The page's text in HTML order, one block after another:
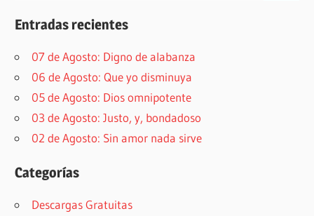
Entradas recientes
07 de Agosto: Digno de alabanza
06 de Agosto: Que yo disminuya
05 de Agosto: Dios omnipotente
03 de Agosto: Justo, y, bondadoso
02 de Agosto: Sin amor nada sirve
Categorías
Descargas Gratuitas